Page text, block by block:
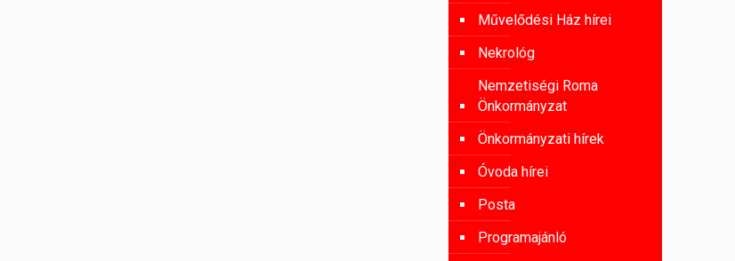
Művelődési Ház hírei
Nekrológ
Nemzetiségi Roma
Önkormányzat
Önkormányzati hírek
Óvoda hírei
Posta
Programajánló